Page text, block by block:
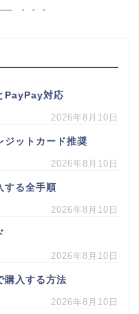
PayPay対応
2026年8月10日
ジットカード推奨
2026年8月10日
する全手順
2026年8月10日
2026年8月10日
購入する方法
2026年8月10日